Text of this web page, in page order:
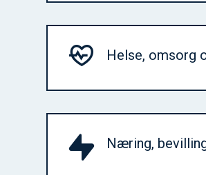
Helse, omsorg
Næring,